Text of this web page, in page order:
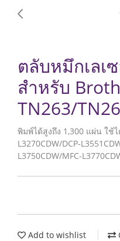
ตลับหมึกเลเ
สำหรับ
TN263/
พิมพ์ได้สูงถึง 1,300 แผ่น ใช้ไ
L3270CDW/DCP-
L3750CDW/MFC-
Add to wishlist